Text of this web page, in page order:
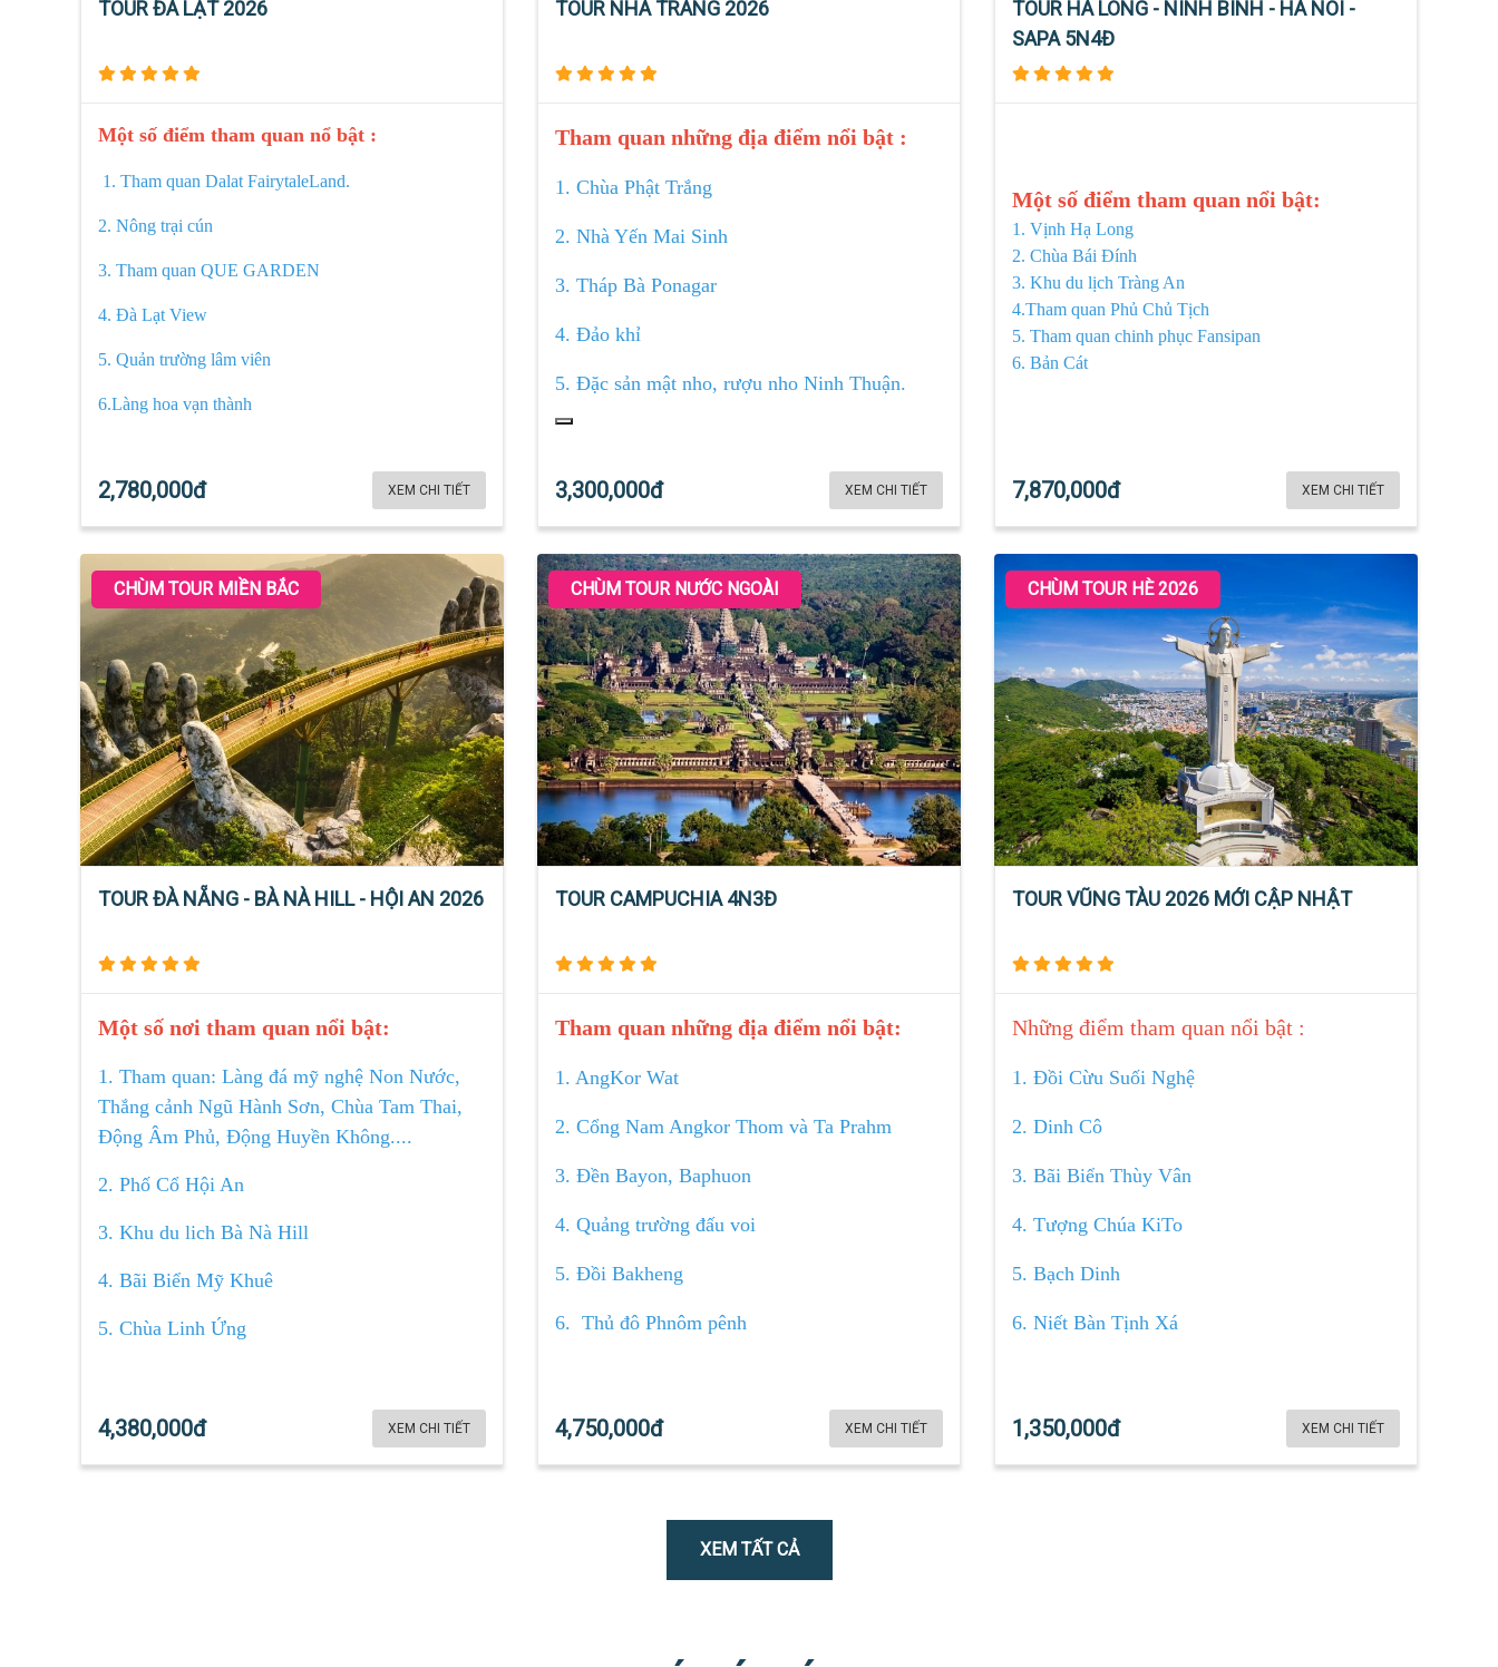
TOUR ĐÀ LẠT 2026
Một số điểm tham quan nổ bật :
1. Tham quan Dalat FairytaleLand.
2. Nông trại cún
3. Tham quan QUE GARDEN
4. Đà Lạt View
5. Quản trường lâm viên
6.Làng hoa vạn thành
2,780,000đ XEM CHI TIẾT
TOUR NHA TRANG 2026
Tham quan những địa điểm nổi bật :
1. Chùa Phật Trắng
2. Nhà Yến Mai Sinh
3. Tháp Bà Ponagar
4. Đảo khỉ
5. Đặc sản mật nho, rượu nho Ninh Thuận.
3,300,000đ XEM CHI TIẾT
TOUR HA LONG - NINH BÌNH - HA NOI -
SAPA 5N4Đ
Một số điểm tham quan nổi bật:
1. Vịnh Hạ Long
2. Chùa Bái Đính
3. Khu du lịch Tràng An
4.Tham quan Phủ Chủ Tịch
5. Tham quan chinh phục Fansipan
6. Bản Cát
7,870,000đ XEM CHI TIẾT
CHÙM TOUR MIỀN BẮC
TOUR ĐÀ NẴNG - BÀ NÀ HILL - HỘI AN 2026
Một số nơi tham quan nổi bật:
1. Tham quan: Làng đá mỹ nghệ Non Nước,
Thắng cảnh Ngũ Hành Sơn, Chùa Tam Thai,
Động Âm Phủ, Động Huyền Không....
2. Phố Cổ Hội An
3. Khu du lich Bà Nà Hill
4. Bãi Biển Mỹ Khuê
5. Chùa Linh Ứng
4,380,000đ XEM CHI TIẾT
CHÙM TOUR NƯỚC NGOÀI
TOUR CAMPUCHIA 4N3Đ
Tham quan những địa điểm nổi bật:
1. AngKor Wat
2. Cổng Nam Angkor Thom và Ta Prahm
3. Đền Bayon, Baphuon
4. Quảng trường đấu voi
5. Đồi Bakheng
6. Thủ đô Phnôm pênh
4,750,000đ XEM CHI TIẾT
CHÙM TOUR HÈ 2026
TOUR VŨNG TÀU 2026 MỚI CẬP NHẬT
Những điểm tham quan nổi bật :
1. Đồi Cừu Suối Nghệ
2. Dinh Cô
3. Bãi Biển Thùy Vân
4. Tượng Chúa KiTo
5. Bạch Dinh
6. Niết Bàn Tịnh Xá
1,350,000đ XEM CHI TIẾT
XEM TẤT CẢ